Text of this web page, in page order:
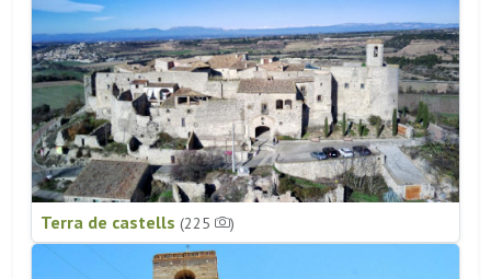
Terra de castells (225 )